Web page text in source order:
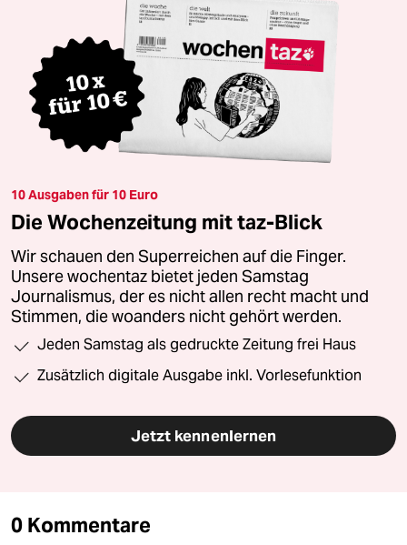
10 Ausgaben für 10 Euro
Die Wochenzeitung mit taz-Blick
Wir schauen den Superreichen auf die Finger.
Unsere wochentaz bietet jeden Samstag
Journalismus, der es nicht allen recht macht und
Stimmen, die woanders nicht gehört werden.
Jeden Samstag als gedruckte Zeitung frei Haus
Zusätzlich digitale Ausgabe inkl. Vorlesefunktion
Jetzt kennenlernen
0 Kommentare